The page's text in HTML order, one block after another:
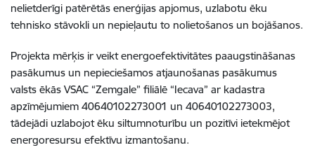
nelietderīgi patērētās enerģijas apjomus, uzlabotu ēku
tehnisko stāvokli un nepieļautu to nolietošanos un bojāšanos.
Projekta mērķis ir veikt energoefektivitātes paaugstināšanas
pasākumus un nepieciešamos atjaunošanas pasākumus
valsts ēkās VSAC “Zemgale” filiālē “Iecava” ar kadastra
apzīmējumiem 40640102273001 un 40640102273003,
tādejādi uzlabojot ēku siltumnoturību un pozitīvi ietekmējot
energoresursu efektīvu izmantošanu.